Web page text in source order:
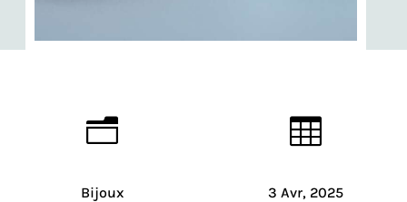
n
Bijoux

3 Avr, 2025